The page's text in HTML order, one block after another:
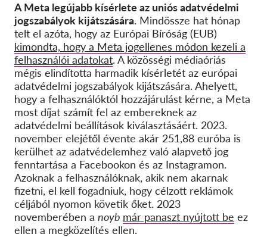
A Meta legújabb kísérlete az uniós adatvédelmi
jogszabályok kijátszására. Mindössze hat hónap
telt el azóta, hogy az Európai Bíróság (EUB)
kimondta, hogy a Meta jogellenes módon kezeli a
felhasználói adatokat. A közösségi médiaóriás
mégis elindította harmadik kísérletét az európai
adatvédelmi jogszabályok kijátszására. Ahelyett,
hogy a felhasználóktól hozzájárulást kérne, a Meta
most díjat számít fel az embereknek az
adatvédelmi beállítások kiválasztásáért. 2023.
november elejétől évente akár 251,88 euróba is
kerülhet az adatvédelemhez való alapvető jog
fenntartása a Facebookon és az Instagramon.
Azoknak a felhasználóknak, akik nem akarnak
fizetni, el kell fogadniuk, hogy célzott reklámok
céljából nyomon követik őket. 2023
novemberében a noyb már panaszt nyújtott be ez
ellen a megközelítés ellen.